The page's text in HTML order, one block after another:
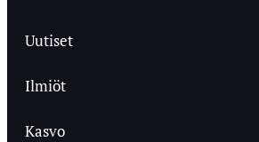
Uutiset
Ilmiöt
Kasvo